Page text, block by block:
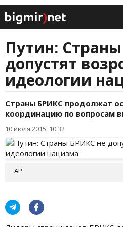
Путин:
допустят
идеологии
Страны БРИКС продолжат
координацию по вопросам
10 июля 2015, 10:32
АР